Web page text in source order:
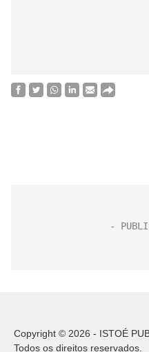
Copyright © 2026 - ISTOÉ
Todos os direitos reservados.